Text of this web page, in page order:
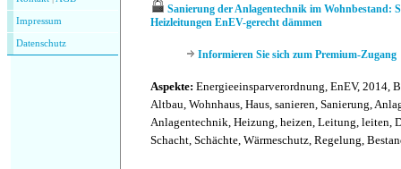
Impressum
Datenschutz
Sanierung der Anlagentechnik im Wohnbestand:
Heizleitungen EnEV-gerecht dämmen
Informieren Sie sich zum Premium-Zugang
Aspekte: Energieeinsparverordnung, EnEV, 2014,
Altbau, Wohnhaus, Haus, sanieren, Sanierung,
Anlagentechnik, Heizung, heizen, Leitung, leiten,
Schacht, Schächte, Wärmeschutz, Regelung,